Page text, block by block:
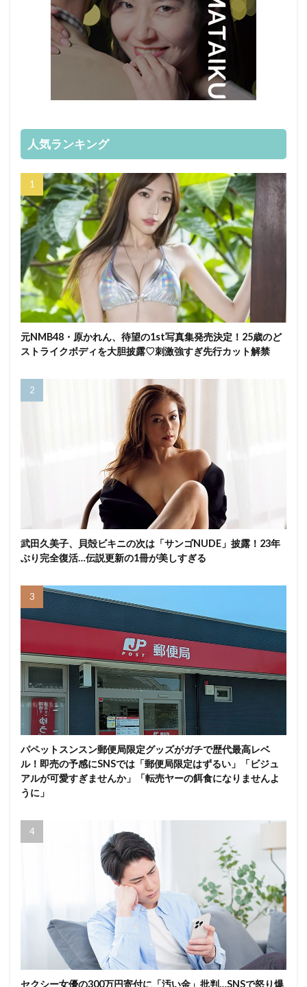
人気ランキング
元NMB48・原かれん、待望の1st写真集発売決定！25歳のど
ストライクボディを大胆披露♡刺激強すぎ先行カット解禁
武田久美子、貝殻ビキニの次は「サンゴNUDE」披露！23年
ぶり完全復活…伝説更新の1冊が美しすぎる
パペットスンスン郵便局限定グッズがガチで歴代最高レベ
ル！即売の予感にSNSでは「郵便局限定はずるい」「ビジュ
アルが可愛すぎませんか」「転売ヤーの餌食になりませんよ
うに」
セクシー女優の300万円寄付に「汚い金」批判…SNSで怒り爆